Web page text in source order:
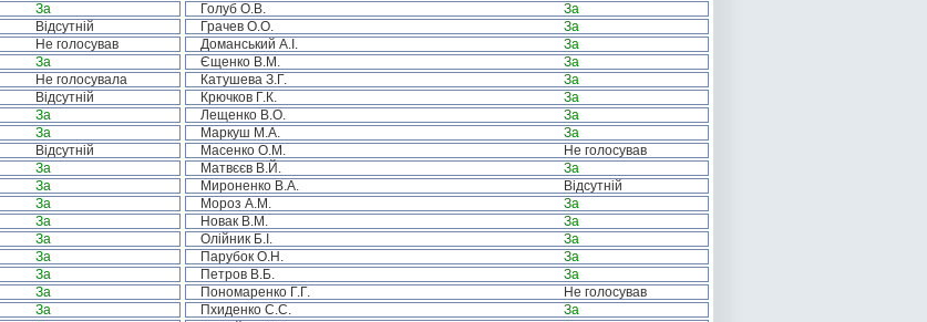
За Голуб О.В.
За
Відсутній Грачев О.О.
За
Не голосував Доманський А.І.
За
За Єщенко В.М.
За
Не голосувала Катушева З.Г.
За
Відсутній Крючков Г.К.
За
За Лещенко В.О.
За
За Маркуш М.А.
За
Відсутній Масенко О.М.
Не голосував
За Матвєєв В.Й.
За
За Мироненко В.А.
Відсутній
За Мороз А.М.
За
За Новак В.М.
За
За Олійник Б.І.
За
За Парубок О.Н.
За
За Петров В.Б.
За
За Пономаренко Г.Г.
Не голосував
За Пхиденко С.С.
За